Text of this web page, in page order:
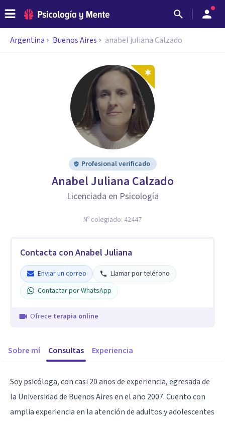
Argentina Buenos Aires anabel juliana Calzado
Profesional verificado
Anabel Juliana Calzado
Licenciada en Psicología
Nº colegiado: 42447
Contacta con Anabel Juliana
Enviar un correo
Llamar por teléfono
Contactar por WhatsApp
Ofrece terapia online
Sobre mí Consultas Experiencia
Soy psicóloga, con casi 20 años de experiencia, egresada de
la Universidad de Buenos Aires en el año 2007. Cuento con
amplia experiencia en la atención de adultos y adolescentes